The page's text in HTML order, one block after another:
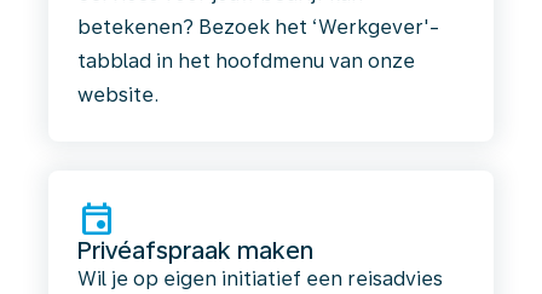
betekenen? Bezoek het ‘Werkgever'-
tabblad in het hoofdmenu van onze
website.
event
Privéafspraak maken
Wil je op eigen initiatief een reisadvies